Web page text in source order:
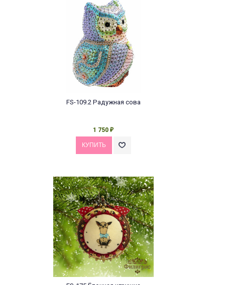
FS-109.2 Радужная сова
1 750 ₽